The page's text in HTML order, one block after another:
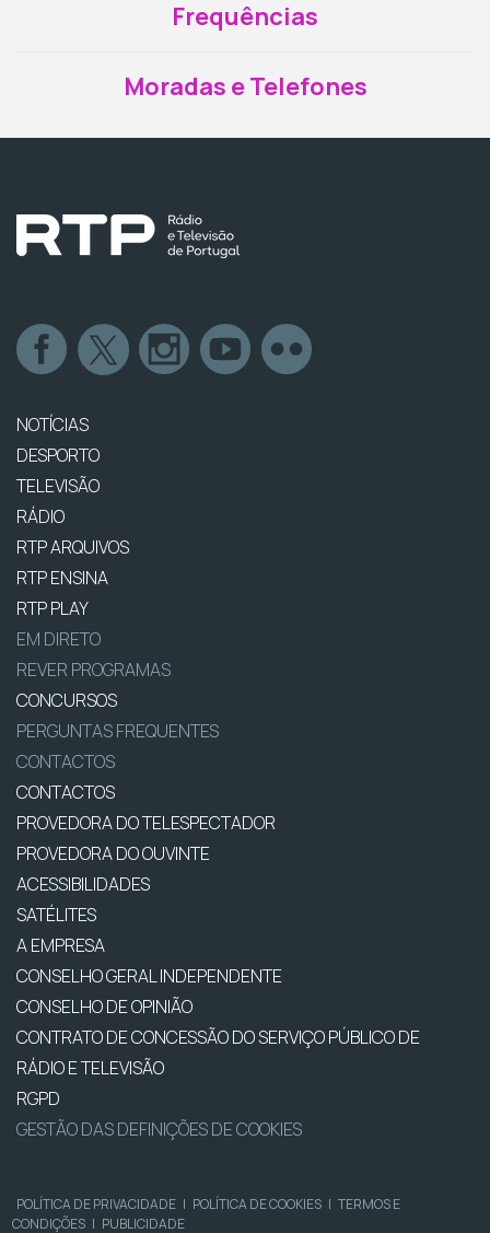
Frequências
Moradas e Telefones
NOTÍCIAS
DESPORTO
TELEVISÃO
RÁDIO
RTP ARQUIVOS
RTP ENSINA
RTP PLAY
EM DIRETO
REVER PROGRAMAS
CONCURSOS
PERGUNTAS FREQUENTES
CONTACTOS
CONTACTOS
PROVEDORA DO TELESPECTADOR
PROVEDORA DO OUVINTE
ACESSIBILIDADES
SATÉLITES
A EMPRESA
CONSELHO GERAL INDEPENDENTE
CONSELHO DE OPINIÃO
CONTRATO DE CONCESSÃO DO SERVIÇO PÚBLICO DE
RÁDIO E TELEVISÃO
RGPD
GESTÃO DAS DEFINIÇÕES DE COOKIES
POLÍTICA DE PRIVACIDADE | POLÍTICA DE COOKIES | TERMOS E
CONDIÇÕES | PUBLICIDADE